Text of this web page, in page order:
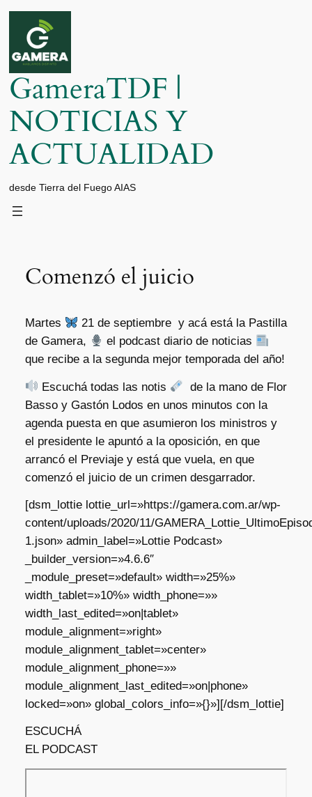
Saltar
contenido
GameraTDF |
NOTICIAS Y
ACTUALIDAD
desde Tierra del Fuego AIAS
Comenzó el juicio
Martes
21 de septiembre y acá está la Pastilla
de Gamera,
el podcast diario de noticias
que recibe a la segunda mejor temporada del año!
Escuchá todas las notis
de la mano de Flor
Basso y Gastón Lodos en unos minutos con la
agenda puesta en que asumieron los ministros y
el presidente le apuntó a la oposición, en que
arrancó el Previaje y está que vuela, en que
comenzó el juicio de un crimen desgarrador.
[dsm_lottie lottie_url=»https://gamera.com.ar/wp-
content/uploads/2020/11/
1.json» admin_label=»Lottie Podcast»
_builder_version=»4.6.6″
_module_preset=»default» width=»25%»
width_tablet=»10%» width_phone=»»
width_last_edited=»on|tablet»
module_alignment=»right»
module_alignment_tablet=»center»
module_alignment_phone=»»
module_alignment_last_edited=»on|phone»
locked=»on» global_colors_info=»{}»][/dsm_lottie]
ESCUCHÁ
EL PODCAST